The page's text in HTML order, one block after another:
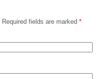
Required fields are marked *